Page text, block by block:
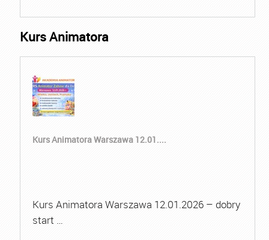
Kurs Animatora
Kurs Animatora Warszawa 12.01....
Kurs Animatora Warszawa 12.01.2026 – dobry
start …